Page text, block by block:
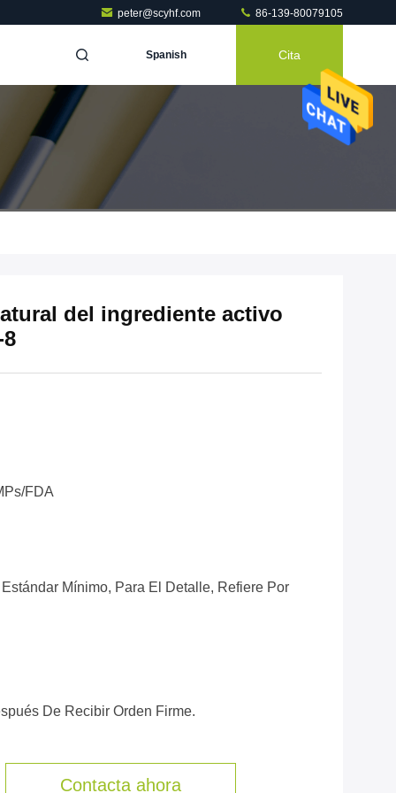
peter@scyhf.com 86-139-80079105
Spanish Cita
del ingrediente activo
FDA
Mínimo, Para El Detalle, Refiere Por
De Recibir Orden Firme.
Contacta ahora